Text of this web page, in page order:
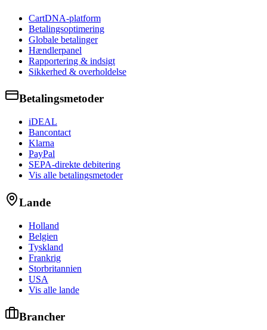
CartDNA-platform
Betalingsoptimering
Globale betalinger
Hændlerpanel
Rapportering & indsigt
Sikkerhed & overholdelse
Betalingsmetoder
iDEAL
Bancontact
Klarna
PayPal
SEPA-direkte debitering
Vis alle betalingsmetoder
Lande
Holland
Belgien
Tyskland
Frankrig
Storbritannien
USA
Vis alle lande
Brancher